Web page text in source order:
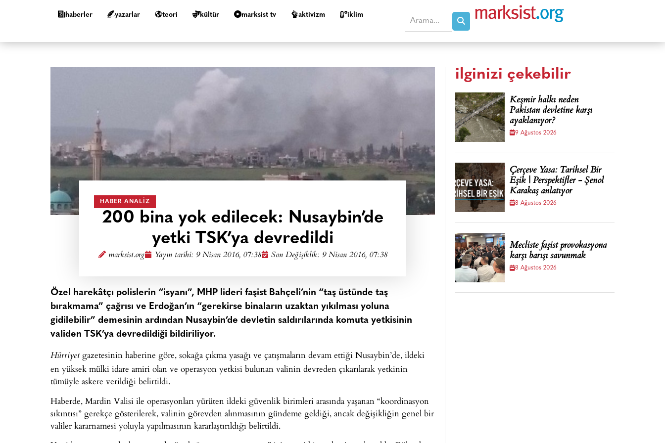
haberler yazarlar teori kültür marksist tv aktivizm i̇klim
HABER ANALIZ
200 bina yok edilecek: Nusaybin’de
yetki TSK’ya devredildi
marksist.org Yayın tarihi: 9 Nisan 2016, 07:38 Son Değişiklik: 9 Nisan 2016, 07:38
Özel harekâtçı polislerin “isyanı”, MHP lideri faşist Bahçeli’nin “taş üstünde taş
bırakmama” çağrısı ve Erdoğan’ın “gerekirse binaların uzaktan yıkılması yoluna
gidilebilir” demesinin ardından Nusaybin’de devletin saldırılarında komuta yetkisinin
validen TSK’ya devredildiği bildiriliyor.
Hürriyet gazetesinin haberine göre, sokağa çıkma yasağı ve çatışmaların devam ettiği Nusaybin’de, ildeki
en yüksek mülki idare amiri olan ve operasyon yetkisi bulunan valinin devreden çıkarılarak yetkinin
tümüyle askere verildiği belirtildi.
Haberde, Mardin Valisi ile operasyonları yürüten ildeki güvenlik birimleri arasında yaşanan “koordinasyon
sıkıntısı” gerekçe gösterilerek, valinin görevden alınmasının gündeme geldiği, ancak değişikliğin genel bir
valiler kararnamesi yoluyla yapılmasının kararlaştırıldığı belirtildi.
ilginizi çekebilir
Keşmir halkı neden
Pakistan devletine karşı
ayaklanıyor?
9 Ağustos 2026
Çerçeve Yasa: Tarihsel Bir
Eşik | Perspektifler - Şenol
Karakaş anlatıyor
8 Ağustos 2026
Mecliste faşist provokasyona
karşı barışı savunmak
8 Ağustos 2026